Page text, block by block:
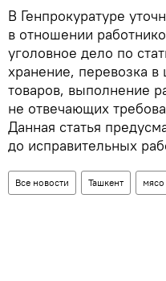
В Генпрокуратуре
в отношении
уголовное дело по
хранение, перевозка
товаров, выполнение
не отвечающих
Данная статья
до исправительных
Все новости Ташкент мясо